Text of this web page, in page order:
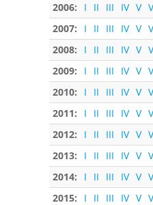
2006:
I II III IV V
2007:
I II III IV V
2008:
I II III IV V
2009:
I II III IV V
2010:
I II III IV V
2011:
I II III IV V
2012:
I II III IV V
2013:
I II III IV V
2014:
I II III IV V
2015:
I II III IV V